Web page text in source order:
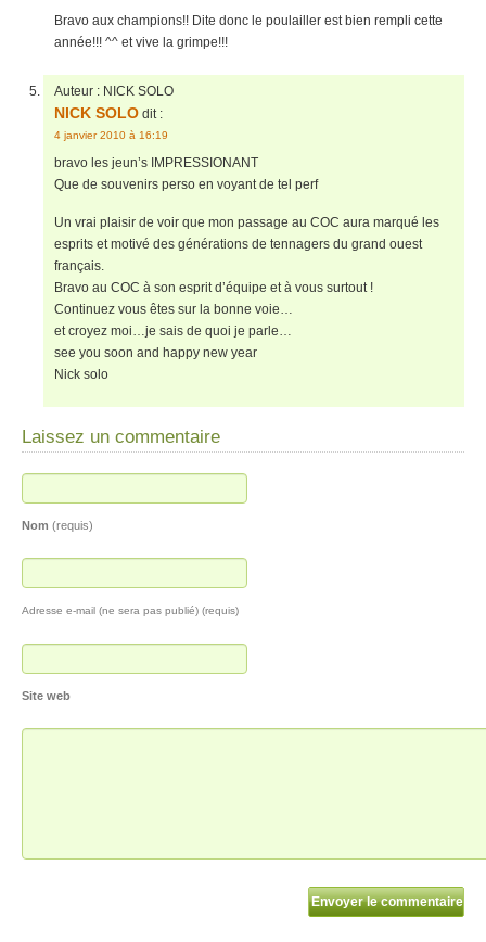
Bravo aux champions!! Dite donc le poulailler est bien rempli cette
année!!! ^^ et vive la grimpe!!!
Auteur : NICK SOLO
NICK SOLO dit :
4 janvier 2010 à 16:19
bravo les jeun’s IMPRESSIONANT
Que de souvenirs perso en voyant de tel perf
Un vrai plaisir de voir que mon passage au COC aura marqué les
esprits et motivé des générations de tennagers du grand ouest
français.
Bravo au COC à son esprit d’équipe et à vous surtout !
Continuez vous êtes sur la bonne voie…
et croyez moi…je sais de quoi je parle…
see you soon and happy new year
Nick solo
Laissez un commentaire
Nom (requis)
Adresse e-mail (ne sera pas publié) (requis)
Site web